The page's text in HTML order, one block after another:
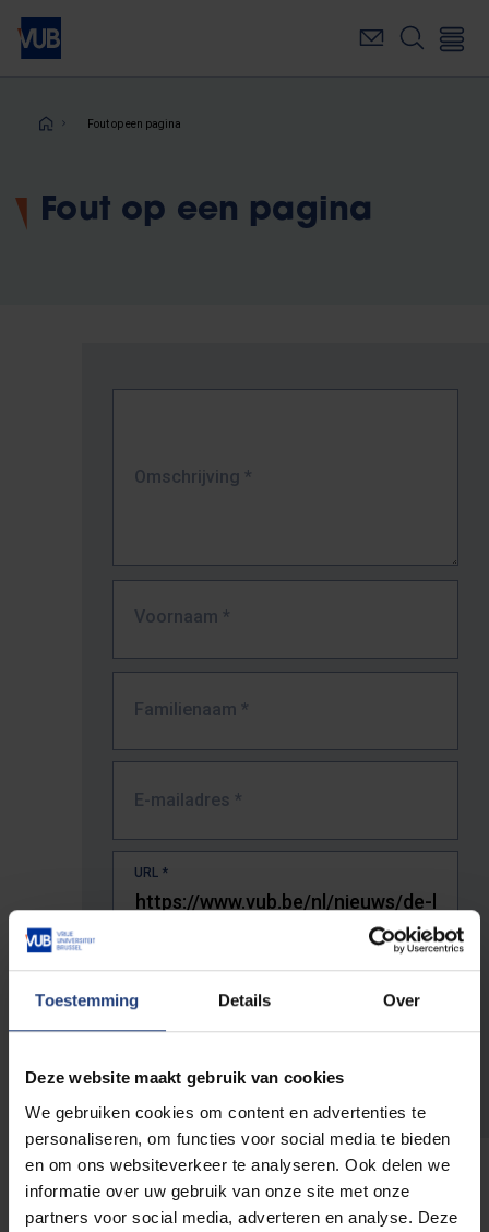
Toestemming Details Over
Deze website maakt gebruik van cookies
We gebruiken cookies om content en advertenties te
personaliseren, om functies voor social media te bieden
en om ons websiteverkeer te analyseren. Ook delen we
informatie over uw gebruik van onze site met onze
partners voor social media, adverteren en analyse. Deze
Overslaan
naar
inhoudKruimelpad
Fout op een pagina
Fout op een pagina
Omschrijving *
Voornaam *
Familienaam *
E-mailadres *
URL *
De volledige URL van de pagina waar je de fout zag.